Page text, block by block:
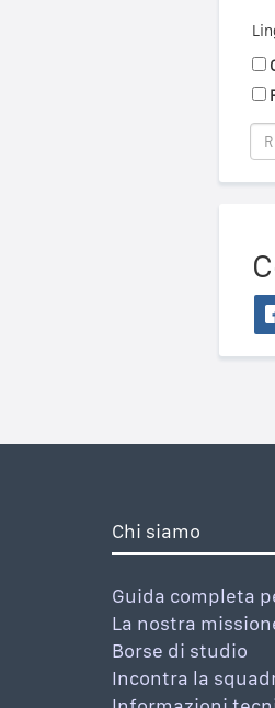
Chi siamo
Guida completa
La nostra
Borse di studio
Incontra la